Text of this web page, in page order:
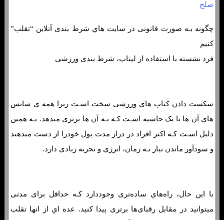
صلح
چگونه بـه صورت قانونی در سایت هاي‌ شرط بندی آنلاین “تقلب”
کنیم
فرد نشسته با استفاده از لپ‎تاپ، شرط بندی ورزشی
شکست دادن کتاب هاي‌ ورزشی سخت اسـت زیرا همه ی شانس
هاي‌ آن ها با یک حاشیه اسـت کـه بـه آن ها برتری میدهد. بـه همین
دلیل اسـت کـه اکثر افراد در دراز مدت پول خودرا از دست میدهند
و سودآور ماندن نیاز بـه زمان، انرژی و تجربه زیادی دارد.
با این حال، راه‌هاي‌ ساده‌تری وجوددارد کـه حداقل برای مدتی
میتوانید در مقابل رقبای‌ها برتری پیدا کنید. عده اي از انها تقلب